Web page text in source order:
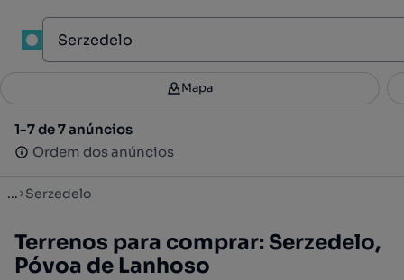
Filtros 2
1-7 de 7 anúncios
Ordem dos anúncios
Mapa
1-7 de 7 anúncios
Ordem dos anúncios
... Serzedelo
Terrenos para comprar: Serzedelo,
Póvoa de Lanhoso